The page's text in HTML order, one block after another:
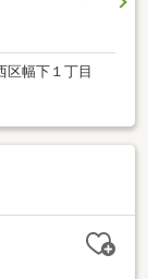
区幅下１丁目